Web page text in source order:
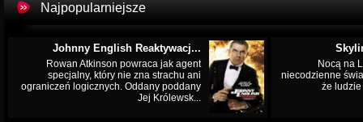
Najpopularniejsze
Johnny English Reaktywacj...
Rowan Atkinson powraca jak agent
specjalny, który nie zna strachu ani
ograniczeń logicznych. Oddany poddany
Jej Królewsk...
Nocą na
niecodzienne
że